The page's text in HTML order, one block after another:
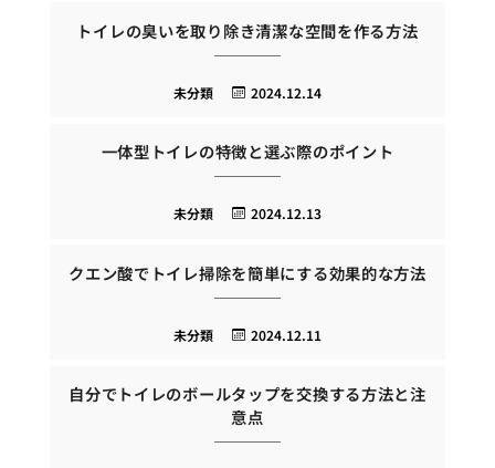
トイレの臭いを取り除き清潔な空間を作る方法
2024.12.14
未分類
一体型トイレの特徴と選ぶ際のポイント
2024.12.13
未分類
クエン酸でトイレ掃除を簡単にする効果的な方法
2024.12.11
未分類
自分でトイレのボールタップを交換する方法と注
意点